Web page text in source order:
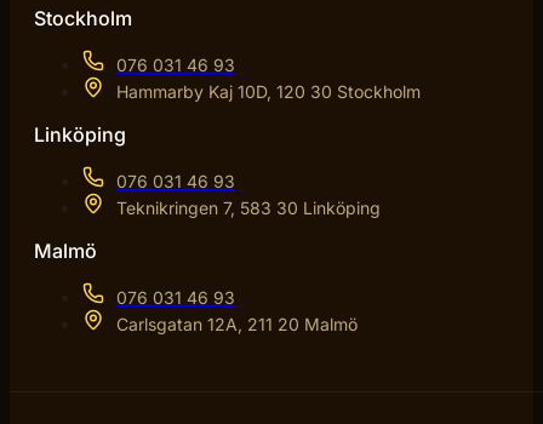
Stockholm
076 031 46 93
Hammarby Kaj 10D, 120 30 Stockholm
Linköping
076 031 46 93
Teknikringen 7, 583 30 Linköping
Malmö
076 031 46 93
Carlsgatan 12A, 211 20 Malmö